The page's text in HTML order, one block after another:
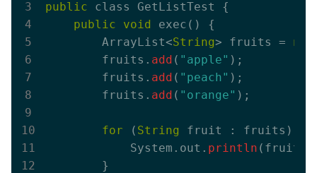
public class GetListTest {
public
void
exec() {
        ArrayList<
String> fruits = new
        fruits.
add ( "apple" );
        fruits.
add ( "peach" );
        fruits.
add ( "orange" );
for ( String
fruit : fruits) {
            System.out.
println (fruit);
        }